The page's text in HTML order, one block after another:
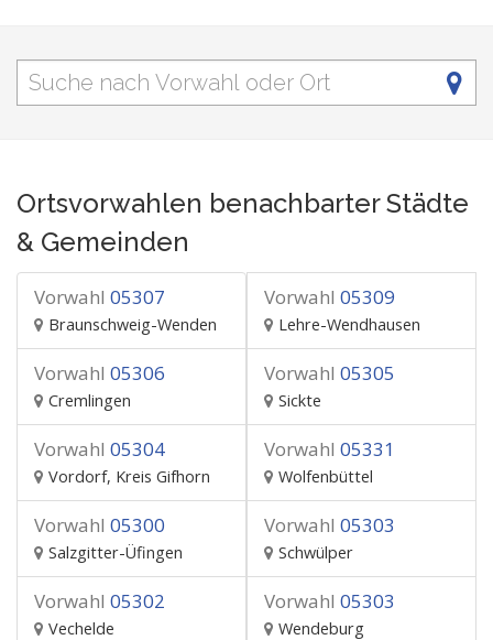
Ortsvorwahlen benachbarter Städte
& Gemeinden
Vorwahl 05307
Braunschweig-Wenden
Vorwahl 05309
Lehre-Wendhausen
Vorwahl 05306
Cremlingen
Vorwahl 05305
Sickte
Vorwahl 05304
Vordorf, Kreis Gifhorn
Vorwahl 05331
Wolfenbüttel
Vorwahl 05300
Salzgitter-Üfingen
Vorwahl 05303
Schwülper
Vorwahl 05302
Vechelde
Vorwahl 05303
Wendeburg